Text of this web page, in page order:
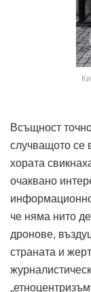
Всъщност
случващото се
хората
очаквано
че няма нито
дронове,
страната и